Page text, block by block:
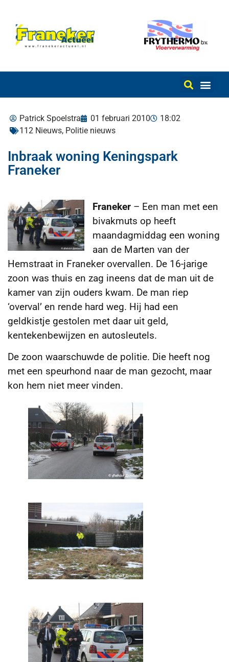
Patrick Spoelstra 01 februari 2010
18:02
112 Nieuws, Politie nieuws
Inbraak woning Keningspark
Franeker
Franeker – Een man met een
bivakmuts op heeft
maandagmiddag een woning
aan de Marten van der
Hemstraat in Franeker overvallen. De 16-jarige
zoon was thuis en zag ineens dat de man uit de
kamervan zijn ouders kwam. De man riep
‘overval’ en rende hard weg. Hij had een
geldkistje gestolen met daar uit geld,
kentekenbewijzen en autosleutels.
De zoon waarschuwde de politie. Die heeft nog
met een speurhond naar de man gezocht, maar
kon hem niet meer vinden.